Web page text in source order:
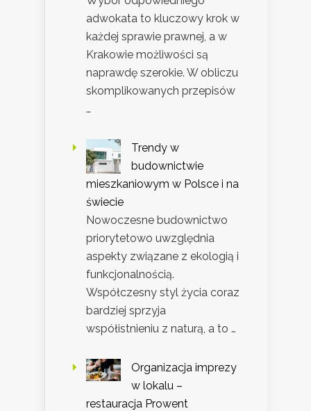
adwokata to kluczowy krok w
każdej sprawie prawnej, a w
Krakowie możliwości są
naprawdę szerokie. W obliczu
skomplikowanych przepisów
…
Trendy w
budownictwie
mieszkaniowym w Polsce i na
świecie
Nowoczesne budownictwo
priorytetowo uwzględnia
aspekty związane z ekologią i
funkcjonalnością.
Współczesny styl życia coraz
bardziej sprzyja
współistnieniu z naturą, a to …
Organizacja imprezy
w lokalu –
restauracja Prowent